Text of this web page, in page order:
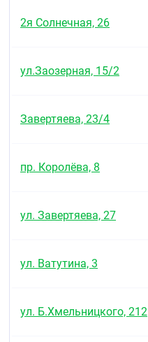
2я Солнечная, 26
ул.Заозерная, 15/2
Завертяева, 23/4
пр. Королёва, 8
ул. Завертяева, 27
ул. Ватутина, 3
ул. Б.Хмельницкого, 212